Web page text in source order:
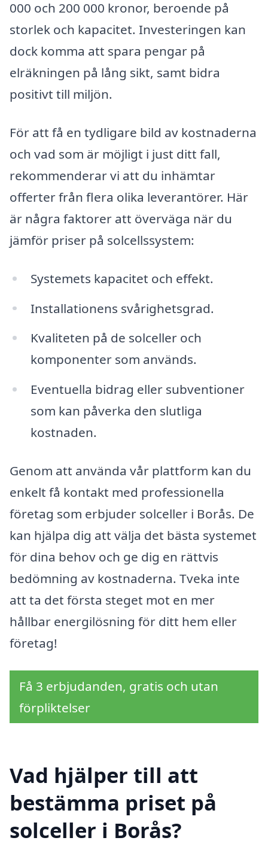
000 och 200 000 kronor, beroende på
storlek och kapacitet. Investeringen kan
dock komma att spara pengar på
elräkningen på lång sikt, samt bidra
positivt till miljön.
För att få en tydligare bild av kostnaderna
och vad som är möjligt i just ditt fall,
rekommenderar vi att du inhämtar
offerter från flera olika leverantörer. Här
är några faktorer att överväga när du
jämför priser på solcellssystem:
Systemets kapacitet och effekt.
Installationens svårighetsgrad.
Kvaliteten på de solceller och
komponenter som används.
Eventuella bidrag eller subventioner
som kan påverka den slutliga
kostnaden.
Genom att använda vår plattform kan du
enkelt få kontakt med professionella
företag som erbjuder solceller i Borås. De
kan hjälpa dig att välja det bästa systemet
för dina behov och ge dig en rättvis
bedömning av kostnaderna. Tveka inte
att ta det första steget mot en mer
hållbar energilösning för ditt hem eller
företag!
Få 3 erbjudanden, gratis och utan
förpliktelser
Vad hjälper till att
bestämma priset på
solceller i Borås?